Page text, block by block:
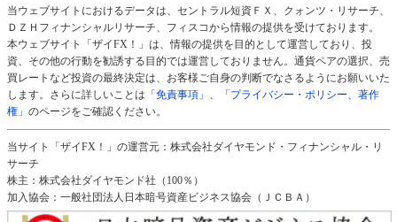
当ウェブサイトにおけるデータは、セントラル短資ＦＸ、クォンツ・リサーチ、
ＤＺＨフィナンシャルリサーチ、フィスコから情報の提供を受けております。
本ウェブサイト「ザイFX！」は、情報の提供を目的として運営しており、投
資、その他の行動を勧誘する目的では運営しておりません。通貨ペアの選択、売
買レートなど投資の最終決定は、お客様ご自身の判断でなさるようにお願いいた
します。さらに詳しいことは 「免責事項」
「プライバシー・ポリシー、著作
権」 のページをご確認ください。
当サイト「ザイFX！」の運営元：株式会社ダイヤモンド・フィナンシャル・リ
サーチ
株主：株式会社ダイヤモンド社（100％）
加入協会：一般社団法人日本暗号資産ビジネス協会（ＪＣＢＡ）